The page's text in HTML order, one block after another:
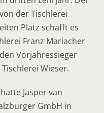
der Tischlerei
Platz schafft es
Franz Mariacher
Vorjahressieger
Wieser.
Jasper van
GmbH in